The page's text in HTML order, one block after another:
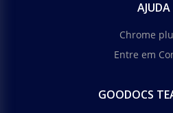
AJUDA
Chrome
Entre em
GOODOCS